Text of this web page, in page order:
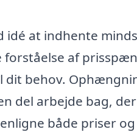
idé at indhente
forståelse af
dit behov.
del arbejde bag, der
både priser og